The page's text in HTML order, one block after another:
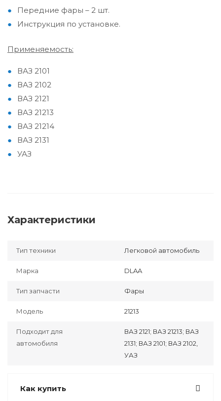
Передние фары – 2 шт.
Инструкция по установке.
Применяемость:
ВАЗ 2101
ВАЗ 2102
ВАЗ 2121
ВАЗ 21213
ВАЗ 21214
ВАЗ 2131
УАЗ
Характеристики
Тип техники Легковой автомобиль
Марка DLAA
Тип запчасти Фары
Модель 21213
Подходит для
автомобиля
ВАЗ 2121; ВАЗ 21213; ВАЗ
2131; ВАЗ 2101; ВАЗ 2102,
УАЗ
Как купить